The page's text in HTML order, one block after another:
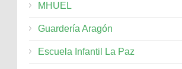
MHUEL
Guardería Aragón
Escuela Infantil La Paz